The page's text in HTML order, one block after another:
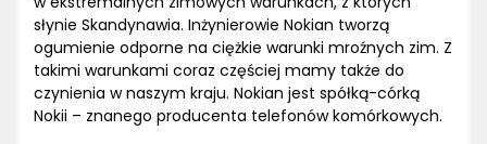
słynie Skandynawia. Inżynierowie Nokian tworzą
ogumienie odporne na ciężkie warunki mroźnych zim. Z
takimi warunkami coraz częściej mamy także do
czynienia w naszym kraju. Nokian jest spółką-córką
Nokii – znanego producenta telefonów komórkowych.